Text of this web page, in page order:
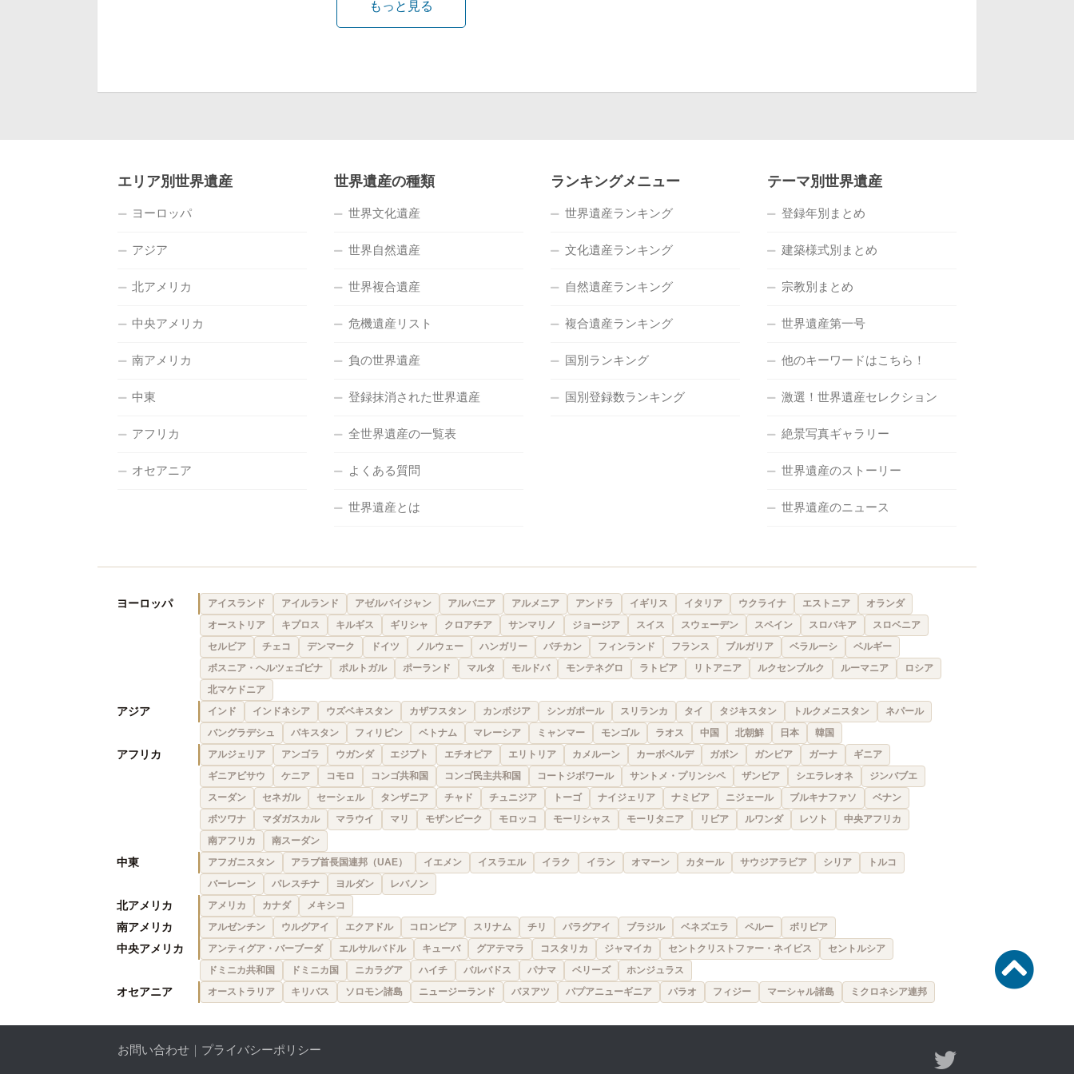
もっと見る
エリア別世界遺産
ヨーロッパ
アジア
北アメリカ
中央アメリカ
南アメリカ
中東
アフリカ
オセアニア
世界遺産の種類
世界文化遺産
世界自然遺産
世界複合遺産
危機遺産リスト
負の世界遺産
登録抹消された世界遺産
全世界遺産の一覧表
よくある質問
世界遺産とは
ランキングメニュー
世界遺産ランキング
文化遺産ランキング
自然遺産ランキング
複合遺産ランキング
国別ランキング
国別登録数ランキング
テーマ別世界遺産
登録年別まとめ
建築様式別まとめ
宗教別まとめ
世界遺産第一号
他のキーワードはこちら！
激選！世界遺産セレクション
絶景写真ギャラリー
世界遺産のストーリー
世界遺産のニュース
ヨーロッパ アイスランド アイルランド アゼルバイジャン アルバニア アルメニア アンドラ イギリス イタリア ウクライナ エストニア
オランダ
オーストリア
キプロス キルギス ギリシャ クロアチア サンマリノ ジョージア スイス スウェーデン スペイン スロバキア
スロベニア
セルビア
チェコ デンマーク ドイツ ノルウェー ハンガリー バチカン フィンランド フランス ブルガリア ベラルーシ
ベルギー
ボスニア・ヘルツェゴビナ
ポルトガル ポーランド マルタ モルドバ モンテネグロ ラトビア リトアニア ルクセンブルク ルーマニア
ロシア
北マケドニア
アジア インド インドネシア ウズベキスタン カザフスタン カンボジア シンガポール スリランカ タイ タジキスタン トルクメニスタン
ネパール
バングラデシュ
パキスタン フィリピン ベトナム マレーシア ミャンマー モンゴル ラオス 中国 北朝鮮 日本 韓国
アフリカ アルジェリア アンゴラ ウガンダ エジプト エチオピア エリトリア カメルーン カーボベルデ ガボン ガンビア ガーナ
ギニア
ギニアビサウ
ケニア コモロ コンゴ共和国 コンゴ民主共和国 コートジボワール サントメ・プリンシペ ザンビア シエラレオネ
ジンバブエ
スーダン
セネガル セーシェル タンザニア チャド チュニジア トーゴ ナイジェリア ナミビア ニジェール ブルキナファソ
ベナン
ボツワナ
マダガスカル マラウイ マリ モザンビーク モロッコ モーリシャス モーリタニア リビア ルワンダ レソト
中央アフリカ
南アフリカ
南スーダン
中東 アフガニスタン アラブ首長国連邦（UAE） イエメン イスラエル イラク イラン オマーン カタール サウジアラビア シリア
トルコ
バーレーン
パレスチナ ヨルダン レバノン
北アメリカ アメリカ カナダ メキシコ
南アメリカ アルゼンチン ウルグアイ エクアドル コロンビア スリナム チリ パラグアイ ブラジル ベネズエラ ペルー ボリビア
中央アメリカ アンティグア・バーブーダ エルサルバドル キューバ グアテマラ コスタリカ ジャマイカ セントクリストファー・ネイビス
セントルシア
ドミニカ共和国
ドミニカ国 ニカラグア ハイチ バルバドス パナマ ベリーズ ホンジュラス
オセアニア オーストラリア キリバス ソロモン諸島 ニュージーランド バヌアツ パプアニューギニア パラオ フィジー マーシャル諸島 ミクロネシア連邦
お問い合わせ ｜ プライバシーポリシー